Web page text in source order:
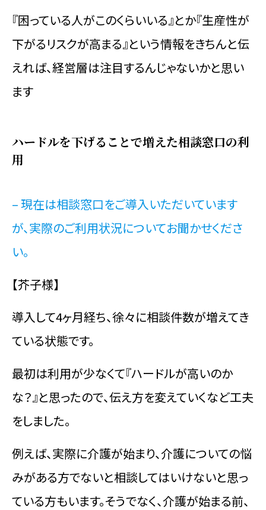
『困っている人がこのくらいいる』とか『生産性が
下がるリスクが高まる』という情報をきちんと伝
えれば、経営層は注目するんじゃないかと思い
ます
ハードルを下げることで増えた相談窓口の利
用
– 現在は相談窓口をご導入いただいています
が、実際のご利用状況についてお聞かせくださ
い。
【芥子様】
導入して4ヶ月経ち、徐々に相談件数が増えてき
ている状態です。
最初は利用が少なくて『ハードルが高いのか
な？』と思ったので、伝え方を変えていくなど工夫
をしました。
例えば、実際に介護が始まり、介護についての悩
みがある方でないと相談してはいけないと思っ
ている方もいます。そうでなく、介護が始まる前、